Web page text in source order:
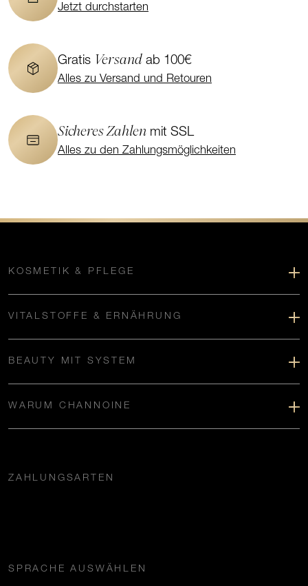
Jetzt durchstarten
Gratis Versand ab 100€
Alles zu Versand und Retouren
Sicheres Zahlen mit SSL
Alles zu den Zahlungsmöglichkeiten
KOSMETIK & PFLEGE
VITALSTOFFE & ERNÄHRUNG
BEAUTY MIT SYSTEM
WARUM CHANNOINE
ZAHLUNGSARTEN
SPRACHE AUSWÄHLEN